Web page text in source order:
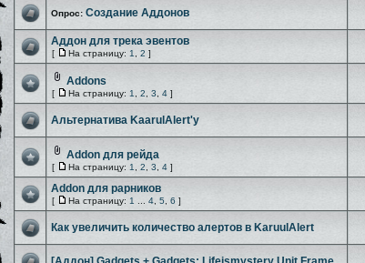
Опрос: Создание Аддонов
Аддон для трека эвентов
[ На страницу: 1 2 ]
Addons
[ На страницу: 1 2 3 4 ]
Альтернатива KaarulAlert'у
Addon для рейда
[ На страницу: 1 2 3 4 ]
Addon для рарников
[ На страницу: 1 4 5 6 ]
Как увеличить количество алертов в KaruulAlert